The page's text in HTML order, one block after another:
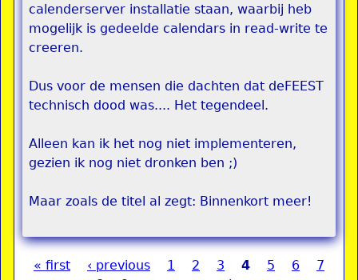
calenderserver installatie staan, waarbij heb
mogelijk is gedeelde calendars in read-write te
creeren.
Dus voor de mensen die dachten dat deFEEST
technisch dood was.... Het tegendeel.
Alleen kan ik het nog niet implementeren,
gezien ik nog niet dronken ben ;)
Maar zoals de titel al zegt: Binnenkort meer!
« first ‹ previous 1 2 3 4 5 6
7